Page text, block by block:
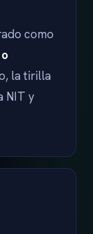
como
la tirilla
NIT y